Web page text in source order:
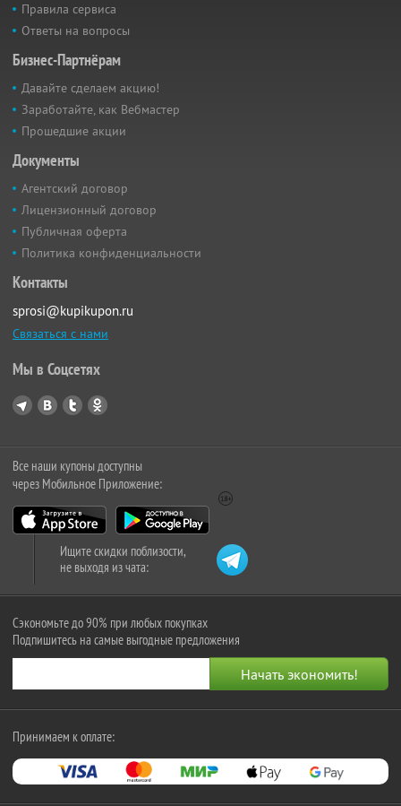
Правила сервиса
Ответы на вопросы
Бизнес-Партнёрам
Давайте сделаем акцию!
Заработайте, как Вебмастер
Прошедшие акции
Документы
Агентский договор
Лицензионный договор
Публичная оферта
Политика конфиденциальности
Контакты
sprosi@kupikupon.ru
Связаться с нами
Мы в Соцсетях
Все наши купоны доступны
через Мобильное Приложение:
Ищите скидки поблизости,
не выходя из чата:
Сэкономьте до 90% при любых покупках
Подпишитесь на самые выгодные предложения
Принимаем к оплате: